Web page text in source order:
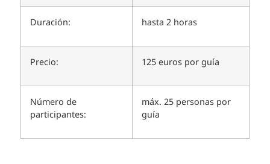
Duración: hasta 2 horas
Precio: 125 euros por guía
Número de
participantes:
máx. 25 personas por
guía